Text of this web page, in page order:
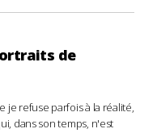
de
je refuse parfois à la réalité,
dans son temps, n'est